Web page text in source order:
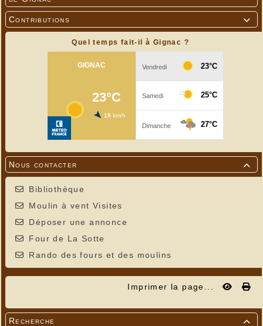

Contributions
Quel temps fait-il à Gignac ?

Nous contacter
Bibliothèque
Moulin à vent Visites
Déposer une annonce
Four de La Sotte
Rando des fours et des moulins
Imprimer la page...

Recherche